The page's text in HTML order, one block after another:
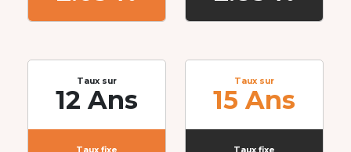
Taux sur
12 Ans
Taux sur
15 Ans